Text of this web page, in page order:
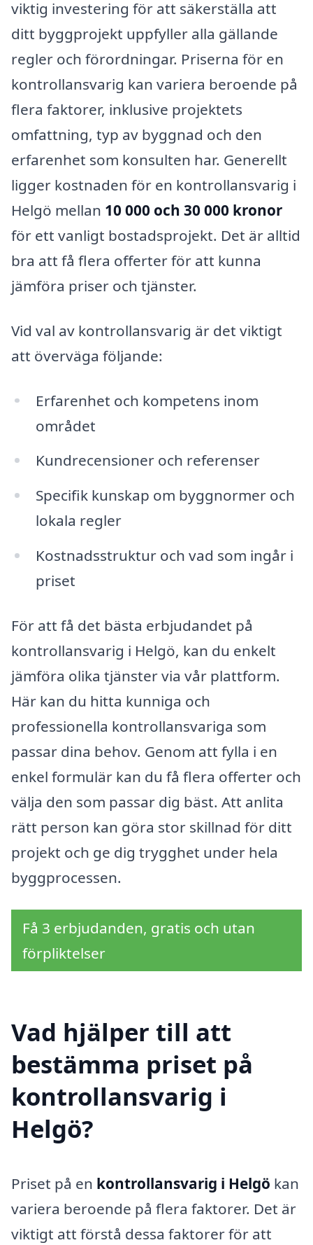
viktig investering för att säkerställa att
ditt byggprojekt uppfyller alla gällande
regler och förordningar. Priserna för en
kontrollansvarig kan variera beroende på
flera faktorer, inklusive projektets
omfattning, typ av byggnad och den
erfarenhet som konsulten har. Generellt
ligger kostnaden för en kontrollansvarig i
Helgö mellan 10 000 och 30 000 kronor
för ett vanligt bostadsprojekt. Det är alltid
bra att få flera offerter för att kunna
jämföra priser och tjänster.
Vid val av kontrollansvarig är det viktigt
att överväga följande:
Erfarenhet och kompetens inom
området
Kundrecensioner och referenser
Specifik kunskap om byggnormer och
lokala regler
Kostnadsstruktur och vad som ingår i
priset
För att få det bästa erbjudandet på
kontrollansvarig i Helgö, kan du enkelt
jämföra olika tjänster via vår plattform.
Här kan du hitta kunniga och
professionella kontrollansvariga som
passar dina behov. Genom att fylla i en
enkel formulär kan du få flera offerter och
välja den som passar dig bäst. Att anlita
rätt person kan göra stor skillnad för ditt
projekt och ge dig trygghet under hela
byggprocessen.
Få 3 erbjudanden, gratis och utan
förpliktelser
Vad hjälper till att
bestämma priset på
kontrollansvarig i
Helgö?
Priset på en kontrollansvarig i Helgö kan
variera beroende på flera faktorer. Det är
viktigt att förstå dessa faktorer för att